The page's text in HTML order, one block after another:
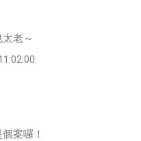
老～
案囉！